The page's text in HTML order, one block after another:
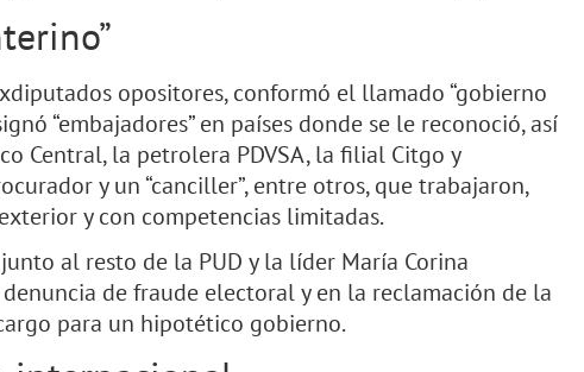
opositores, conformó el llamado “gobierno
“embajadores” en países donde se le reconoció, así
Central, la petrolera PDVSA, la filial Citgo y
y un “canciller”, entre otros, que trabajaron,
y con competencias limitadas.
al resto de la PUD y la líder María Corina
de fraude electoral y en la reclamación de la
para un hipotético gobierno.